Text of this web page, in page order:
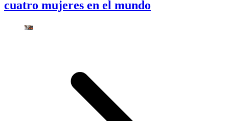
cuatro mujeres en el mundo